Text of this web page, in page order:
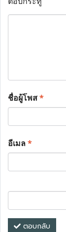
ชื่อผู้โพส*
อีเมล*
ตอบกลับ